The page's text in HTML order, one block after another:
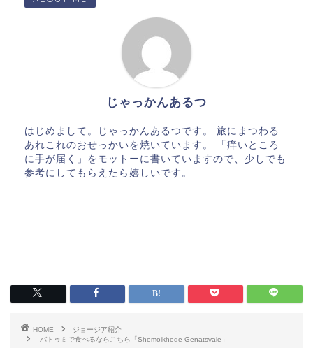
じゃっかんあるつ
はじめまして。じゃっかんあるつです。 旅にまつわる
あれこれのおせっかいを焼いています。 「痒いところ
に手が届く」をモットーに書いていますので、少しでも
参考にしてもらえたら嬉しいです。
HOME
ジョージア紹介
バトゥミで食べるならこちら「Shemoikhede Genatsvale」